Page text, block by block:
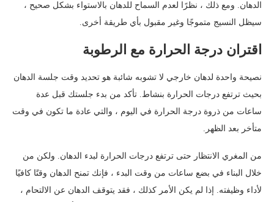
الدهان. ومع ذلك ، نظرًا لعدم السماح للدهان بالاستواء بشكل صحيح ،
سيظل النسيج متموجًا وغير مقبول بأي طريقة أخرى.
اقتران درجة الحرارة مع الرطوبة
نصيحة واحدة لدهان خارجي لا تشوبه شائبة هو تحديد وقت جلسة الدهان
بحيث ترتفع درجات الحرارة بنشاط. تأكد من بدء جلستك قبل عدة
ساعات من ذروة درجة الحرارة في اليوم ، والتي عادة ما تكون في وقت
متأخر بعد الظهر.
من المغري الانتظار حتى ترتفع درجات الحرارة لبدء الدهان. ولكن من
خلال البناء في بضع ساعات من وقت البدء ، فإنك تمنح الدهان وقتًا كافيًا
لأداء وظيفته. إذا لم يكن الأمر كذلك ، فقد يتوقف الدهان عن الالتحام ،